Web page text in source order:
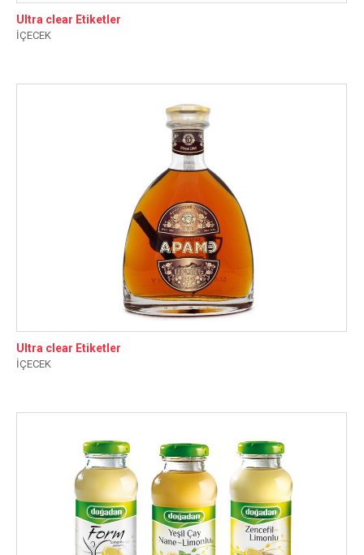
Ultra clear Etiketler
İÇECEK
Ultra clear Etiketler
İÇECEK